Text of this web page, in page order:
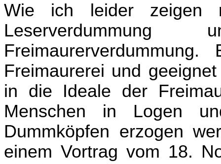
Wie ich leider zeigen
Freimaurerei und
in die Ideale der
Menschen in Logen
Dummköpfen erzogen
einem Vortrag vom 18.